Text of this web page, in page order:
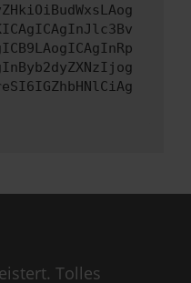
Tolles